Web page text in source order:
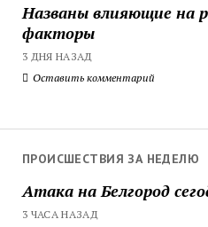
Названы влияющие на
факторы
3 ДНЯ НАЗАД
Оставить комментарий
ПРОИСШЕСТВИЯ ЗА НЕДЕЛЮ
Атака на Белгород
3 ЧАСА НАЗАД